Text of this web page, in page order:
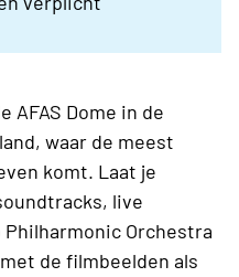
AFAS Dome in de
waar de meest
komt. Laat je
live
Orchestra
de filmbeelden als